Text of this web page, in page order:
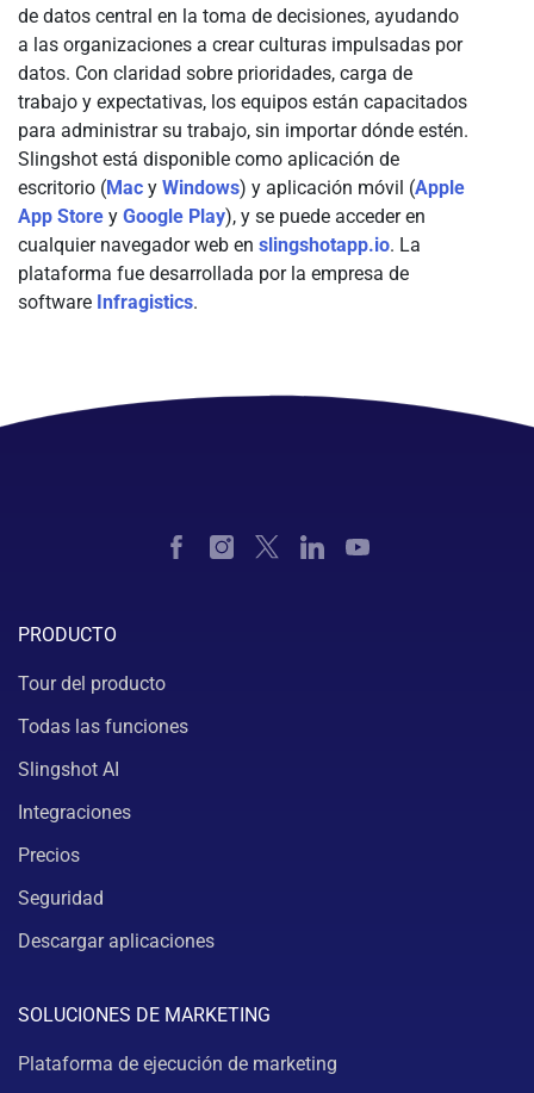
de datos central en la toma de decisiones, ayudando
a las organizaciones a crear culturas impulsadas por
datos. Con claridad sobre prioridades, carga de
trabajo y expectativas, los equipos están capacitados
para administrar su trabajo, sin importar dónde estén.
Slingshot está disponible como aplicación de
escritorio (Mac y Windows) y aplicación móvil (Apple
App Store y Google Play), y se puede acceder en
cualquier navegador web en slingshotapp.io. La
plataforma fue desarrollada por la empresa de
software Infragistics.
PRODUCTO
Tour del producto
Todas las funciones
Slingshot AI
Integraciones
Precios
Seguridad
Descargar aplicaciones
SOLUCIONES DE MARKETING
Plataforma de ejecución de marketing